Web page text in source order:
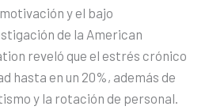
y el bajo
de la American
reveló que el estrés crónico
hasta en un 20%, además de
y la rotación de personal.